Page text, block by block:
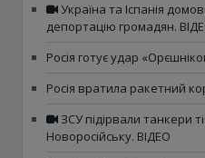
Україна та Іспанія
депортацію громадян.
Росія готує удар
Росія вратила ракетний
ЗСУ підірвали танкери
Новоросійську. ВІДЕО